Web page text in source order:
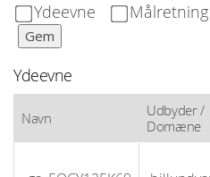
Ydeevne Målretning
Gem
Ydeevne
Navn
Udbyder /
Domæne